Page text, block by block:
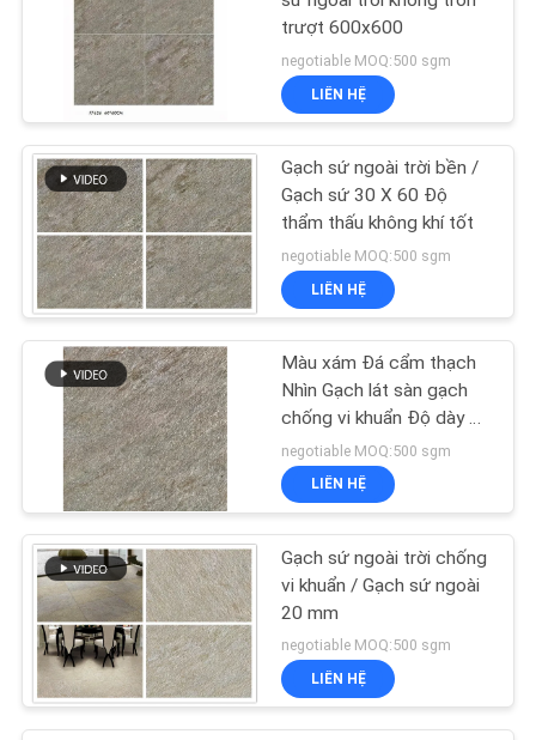
GIÁ
SƠ
ĐỒ
TRANG
WEB
CHÍNH
SÁCH
BẢO
MẬT
Thảm sứ
19
Xi măng Nhìn sứ
trượt 600x600
negotiable MOQ:500 sgm
LIÊN HỆ
Gạch sứ ngoài trời bền /
Gạch sứ 30 X 60 Độ
thẩm thấu không khí tốt
negotiable MOQ:500 sgm
LIÊN HỆ
Màu xám Đá cẩm thạch
Nhìn Gạch lát sàn gạch
chống vi khuẩn Độ dày 10
Mm
negotiable MOQ:500 sgm
LIÊN HỆ
Gạch sứ ngoài trời chống
vi khuẩn / Gạch sứ ngoài
20 mm
negotiable MOQ:500 sgm
LIÊN HỆ